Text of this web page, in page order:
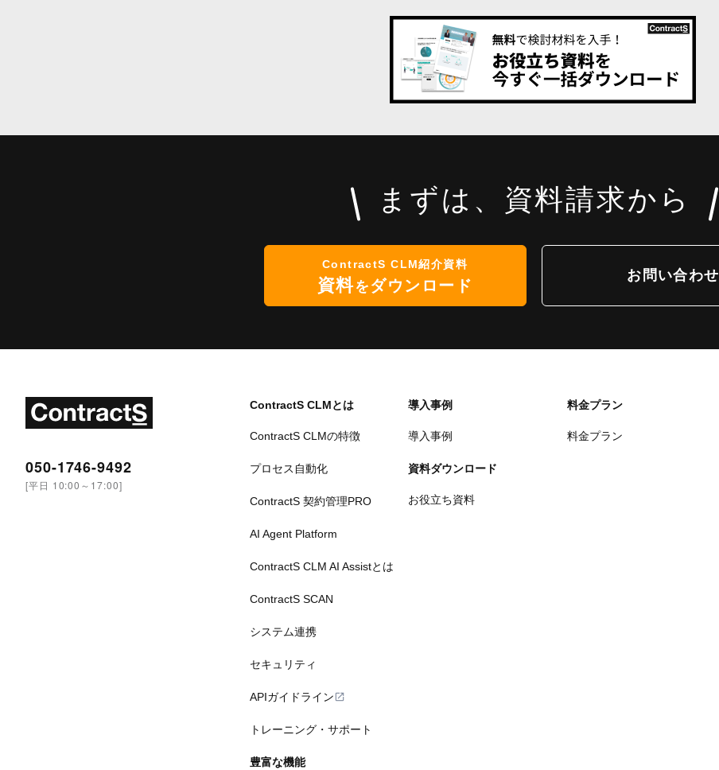
まずは、資料請求から
ContractS CLM紹介資料
資料をダウンロード
お問い合わせ
050-1746-9492
[平日 10:00～17:00]
ContractS CLMとは
ContractS CLMの特徴
プロセス自動化
ContractS 契約管理PRO
AI Agent Platform
ContractS CLM AI Assistとは
ContractS SCAN
システム連携
セキュリティ
APIガイドライン
トレーニング・サポート
豊富な機能
導入事例
導入事例
資料ダウンロード
お役立ち資料
料金プラン
料金プラン